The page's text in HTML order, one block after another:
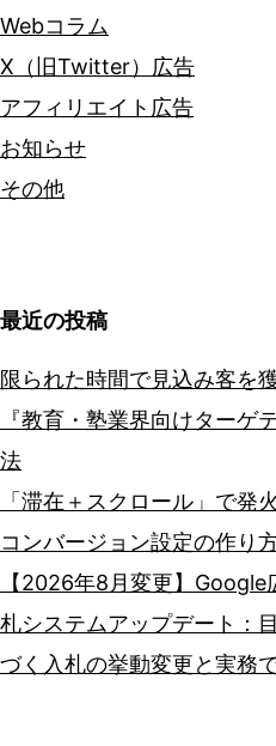
Webコラム
X（旧Twitter）広告
アフィリエイト広告
お知らせ
その他
最近の投稿
限られた時間で見込み客を
『教育・塾業界向けターゲ
法
「滞在＋スクロール」で発
コンバージョン設定の作り方
【2026年8月変更】Google
札システムアップデート：
づく入札の挙動変更と実務